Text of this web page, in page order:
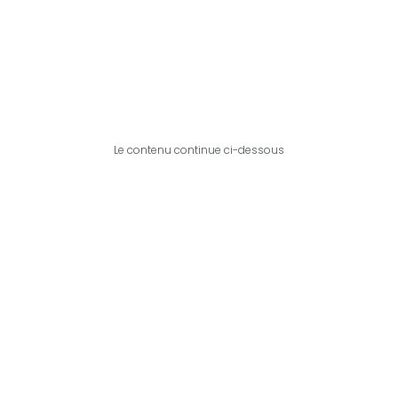
Le contenu continue ci-dessous